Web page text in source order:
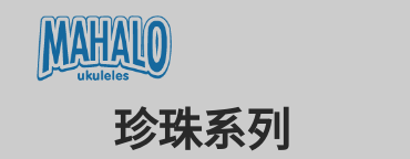
珍珠系列